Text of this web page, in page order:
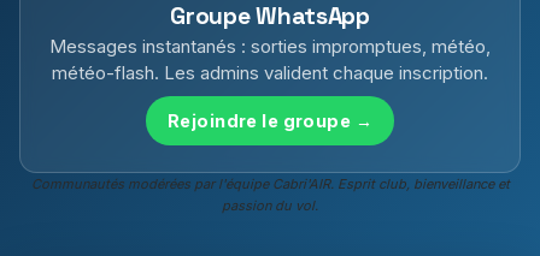
Groupe WhatsApp
Messages instantanés : sorties impromptues, météo,
météo-flash. Les admins valident chaque inscription.
Rejoindre le groupe →
Communautés modérées par l'équipe Cabri'AIR. Esprit club, bienveillance et
passion du vol.